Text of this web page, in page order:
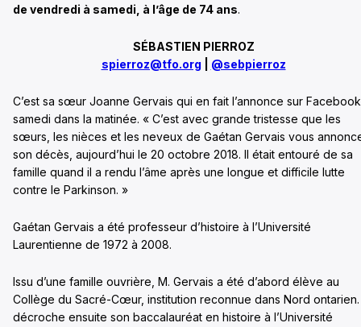
de vendredi à samedi, à l’âge de 74 ans.
SÉBASTIEN PIERROZ
spierroz@tfo.org
@sebpierroz
C’est sa sœur Joanne Gervais qui en fait l’annonce sur Facebook
samedi dans la matinée. « C’est avec grande tristesse que les
sœurs, les nièces et les neveux de Gaétan Gervais vous
son décès, aujourd’hui le 20 octobre 2018. Il était entouré de sa
famille quand il a rendu l’âme après une longue et difficile lutte
contre le Parkinson. »
Gaétan Gervais a été professeur d’histoire à l’Université
Laurentienne de 1972 à 2008.
Issu d’une famille ouvrière, M. Gervais a été d’abord élève au
Collège du Sacré-Cœur, institution reconnue dans Nord ontarien.
décroche ensuite son baccalauréat en histoire à l’Université